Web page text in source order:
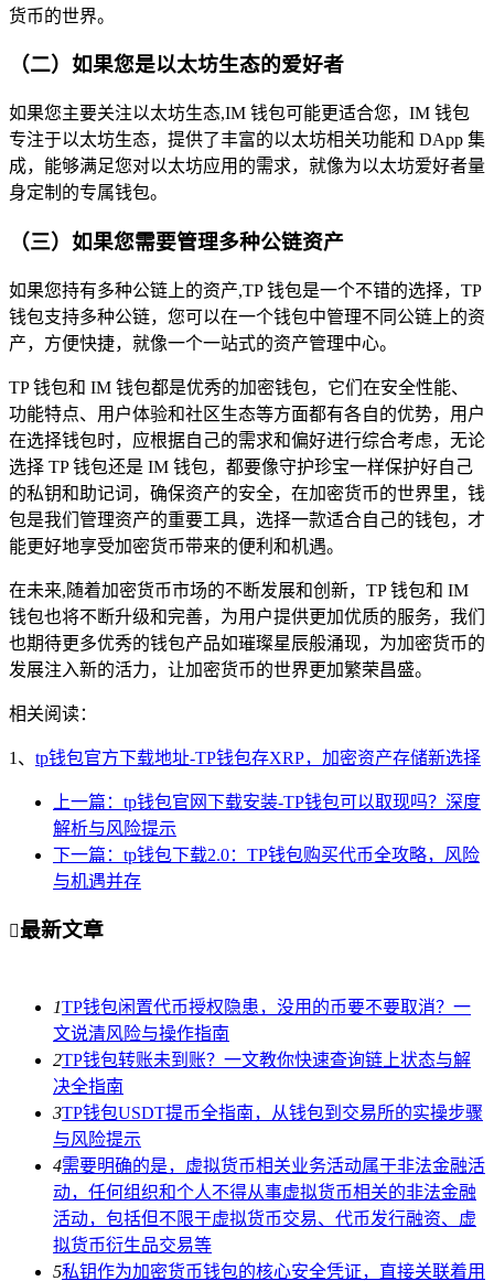
货币的世界。
（二）如果您是以太坊生态的爱好者
如果您主要关注以太坊生态,IM 钱包可能更适合您，IM 钱包
专注于以太坊生态，提供了丰富的以太坊相关功能和 DApp 集
成，能够满足您对以太坊应用的需求，就像为以太坊爱好者量
身定制的专属钱包。
（三）如果您需要管理多种公链资产
如果您持有多种公链上的资产,TP 钱包是一个不错的选择，TP
钱包支持多种公链，您可以在一个钱包中管理不同公链上的资
产，方便快捷，就像一个一站式的资产管理中心。
TP 钱包和 IM 钱包都是优秀的加密钱包，它们在安全性能、
功能特点、用户体验和社区生态等方面都有各自的优势，用户
在选择钱包时，应根据自己的需求和偏好进行综合考虑，无论
选择 TP 钱包还是 IM 钱包，都要像守护珍宝一样保护好自己
的私钥和助记词，确保资产的安全，在加密货币的世界里，钱
包是我们管理资产的重要工具，选择一款适合自己的钱包，才
能更好地享受加密货币带来的便利和机遇。
在未来,随着加密货币市场的不断发展和创新，TP 钱包和 IM
钱包也将不断升级和完善，为用户提供更加优质的服务，我们
也期待更多优秀的钱包产品如璀璨星辰般涌现，为加密货币的
发展注入新的活力，让加密货币的世界更加繁荣昌盛。
相关阅读：
1、 tp钱包官方下载地址-TP钱包存XRP，加密资产存储新选择
上一篇：tp钱包官网下载安装-TP钱包可以取现吗？深度
解析与风险提示
下一篇：tp钱包下载2.0：TP钱包购买代币全攻略，风险
与机遇并存
最新文章
1TP钱包闲置代币授权隐患，没用的币要不要取消？一
文说清风险与操作指南
2TP钱包转账未到账？一文教你快速查询链上状态与解
决全指南
3TP钱包USDT提币全指南，从钱包到交易所的实操步骤
与风险提示
4需要明确的是，虚拟货币相关业务活动属于非法金融活
动，任何组织和个人不得从事虚拟货币相关的非法金融
活动，包括但不限于虚拟货币交易、代币发行融资、虚
拟货币衍生品交易等
5私钥作为加密货币钱包的核心安全凭证，直接关联着用